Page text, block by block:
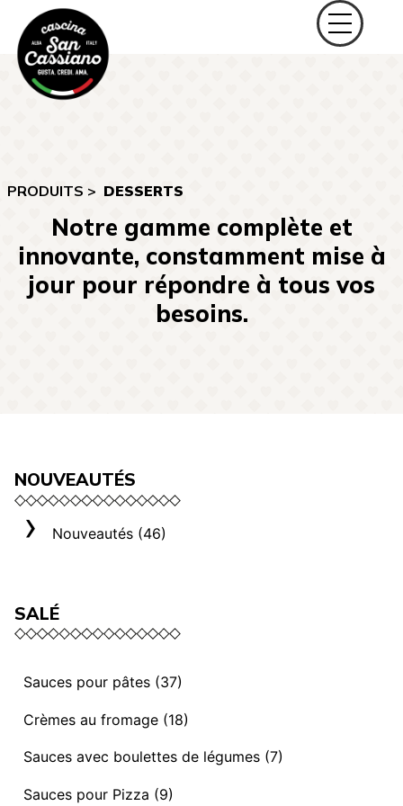
PRODUITS > DESSERTS
Notre gamme complète et
innovante, constamment mise à
jour pour répondre à tous vos
besoins.
NOUVEAUTÉS
Nouveautés (46)
SALÉ
Sauces pour pâtes (37)
Sauces et ragoûts végétaliens (13)
Sauces “ I mediterranei” (3)
Sauces et ragoûts (14)
Crèmes au fromage (18)
Sélection Rome (3)
Crèmes au fromage (8)
Sauces avec boulettes de légumes (7)
Sauces avec Boulettes de légumes (7)
Sauces pour Pizza (9)